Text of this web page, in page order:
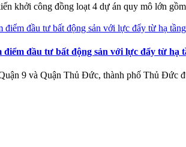
khởi công đồng loạt 4 dự án quy mô lớn
đầu tư bất động sản với lực đẩy từ hạ
9 và Quận Thủ Đức, thành phố Thủ Đức